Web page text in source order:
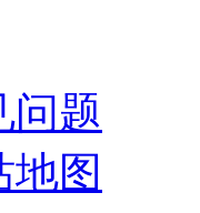
问题
地图